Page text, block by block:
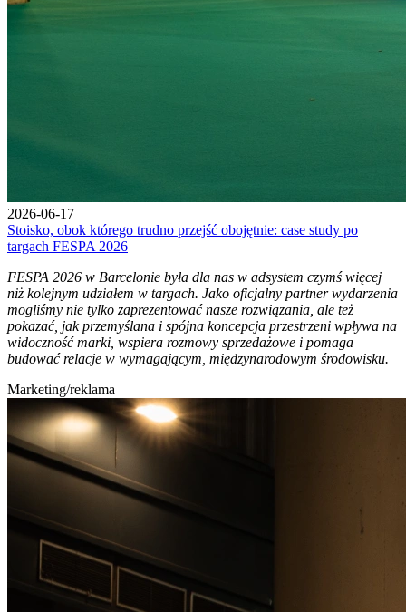
2026-06-17
Stoisko, obok którego trudno przejść obojętnie: case study po
targach FESPA 2026
FESPA 2026 w Barcelonie była dla nas w adsystem czymś więcej
niż kolejnym udziałem w targach. Jako oficjalny partner wydarzenia
mogliśmy nie tylko zaprezentować nasze rozwiązania, ale też
pokazać, jak przemyślana i spójna koncepcja przestrzeni wpływa na
widoczność marki, wspiera rozmowy sprzedażowe i pomaga
budować relacje w wymagającym, międzynarodowym środowisku.
Marketing/reklama